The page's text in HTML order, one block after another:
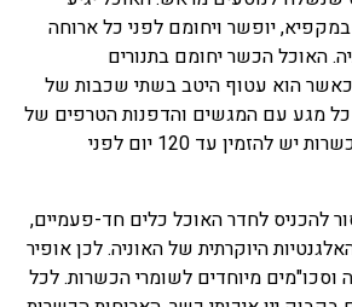
יופשר ויחומם לפני כל ארוחה
האוכל הכשר יחומם בתנורים
הוא עטוף היטב בשתי שכבות של
כל מגע עם המגשים והדפנות הטרפים של
התנור. את הארוחות הכשרות יש להזמין עד 120 יום לפני
להכניס לחדר האוכל כלים חד-פעמיים,
היוקרתית של האוניה. לכן אופיר
וסכו"מים מיוחדים לשומרי הכשרות. לכל